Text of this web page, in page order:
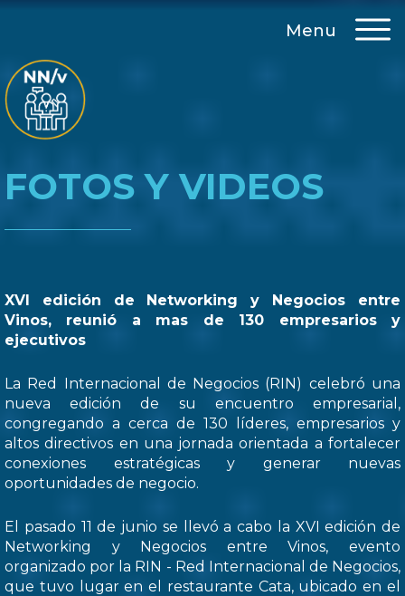
Menu
FOTOS Y VIDEOS
XVI edición de Networking y Negocios entre
Vinos, reunió a mas de 130 empresarios y
ejecutivos
La Red Internacional de Negocios (RIN) celebró una
nueva edición de su encuentro empresarial,
congregando a cerca de 130 líderes, empresarios y
altos directivos en una jornada orientada a fortalecer
conexiones estratégicas y generar nuevas
oportunidades de negocio.
El pasado 11 de junio se llevó a cabo la XVI edición de
Networking y Negocios entre Vinos, evento
organizado por la RIN - Red Internacional de Negocios,
que tuvo lugar en el restaurante Cata, ubicado en el